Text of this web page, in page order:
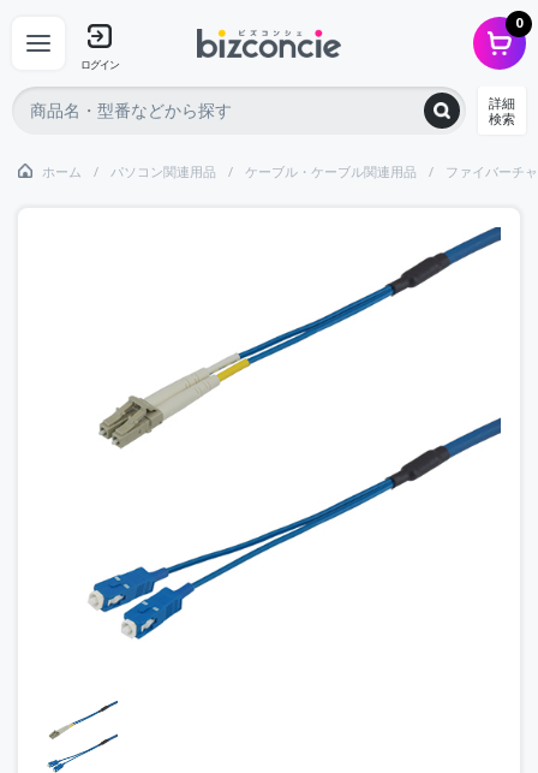
ログイン
0
詳細
検索
ホーム パソコン関連用品 ケーブル・ケーブル関連用品 ファイバーチ